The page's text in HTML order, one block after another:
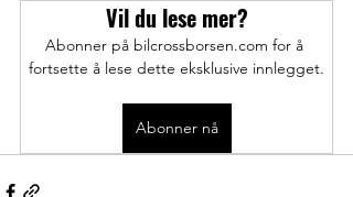
Vil du lese mer?
Abonner på bilcrossborsen.com for å
fortsette å lese dette eksklusive innlegget.
Abonner nå